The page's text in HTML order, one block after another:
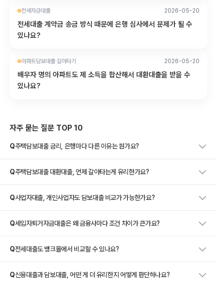
전세자금대출 2026-05-20
전세대출 계약금 송금 방식 때문에 은행 심사에서 문제가 될 수
있나요?
아파트담보대출 갈아타기 2026-05-20
배우자 명의 아파트도 제 소득을 합산해서 대환대출을 받을 수
있나요?
자주 묻는 질문 TOP 10
Q주택담보대출 금리, 은행마다 다른 이유는 뭔가요?
Q주택담보대출 대환대출, 언제 갈아타는게 유리한가요?
Q사업자대출, 개인사업자도 담보대출 비교가 가능한가요?
Q세입자퇴거자금대출은 왜 금융사마다 조건 차이가 큰가요?
Q전세대출도 뱅크몰에서 비교할 수 있나요?
Q신용대출과 담보대출, 어떤 게 더 유리한지 어떻게 판단하나요?